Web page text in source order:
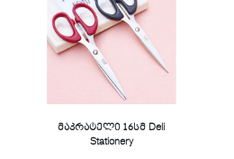
მაკრატელი 16სმ Deli
Stationery